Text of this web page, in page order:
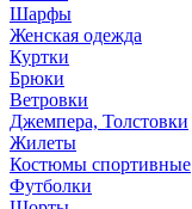
Шарфы
Женская одежда
Куртки
Брюки
Ветровки
Джемпера, Толстовки
Жилеты
Костюмы спортивные
Футболки